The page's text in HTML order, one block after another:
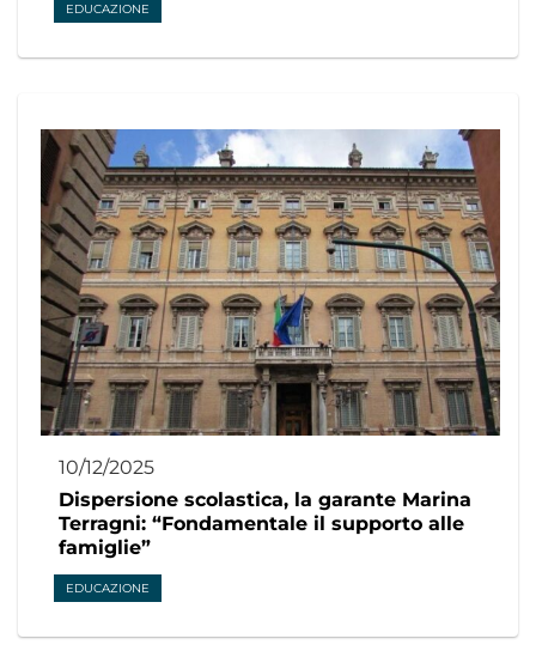
EDUCAZIONE
10/12/2025
Dispersione scolastica, la garante Marina
Terragni: “Fondamentale il supporto alle
famiglie”
EDUCAZIONE